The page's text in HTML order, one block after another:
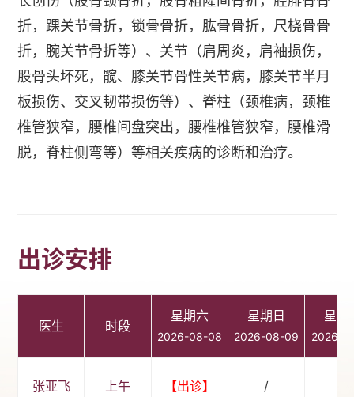
折，踝关节骨折，锁骨骨折，肱骨骨折，尺桡骨骨
折，腕关节骨折等）、关节（肩周炎，肩袖损伤，
股骨头坏死，髋、膝关节骨性关节病，膝关节半月
板损伤、交叉韧带损伤等）、脊柱（颈椎病，颈椎
椎管狭窄，腰椎间盘突出，腰椎椎管狭窄，腰椎滑
脱，脊柱侧弯等）等相关疾病的诊断和治疗。
出诊安排
医生 时段
星期六
2026-08-08
星期日
2026-08-09
星期
2026-
张亚飞 上午 【出诊】 /